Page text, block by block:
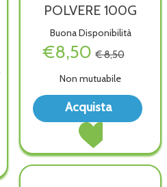
Acquista AVEENO
BAGNO
DOCCIA
alla
POLVERE 100G
Buona Disponibilità
€8,50 € 8,50
Non mutuabile
Acquista
Acquista
100G al
carrello